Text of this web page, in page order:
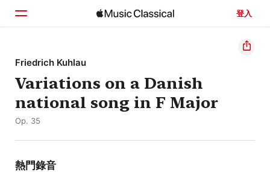
登入
首頁
瀏覽
搜尋
Friedrich Kuhlau
Variations on a Danish
national song in F Major
Op. 35
熱門錄音